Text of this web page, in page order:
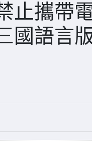
止攜帶
國語言